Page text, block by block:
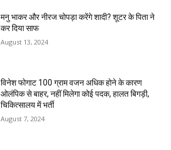
मनु भाकर और नीरज चोपड़ा करेंगे शादी? शूटर के पिता ने
कर दिया साफ
August 13, 2024
विनेश फोगाट 100 ग्राम वजन अधिक होने के कारण
ओलंपिक से बाहर, नहीं मिलेगा कोई पदक, हालत बिगड़ी,
चिकित्सालय में भर्ती
August 7, 2024